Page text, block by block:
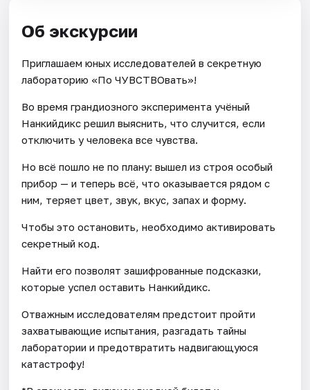
Об экскурсии
Приглашаем юных исследователей в секретную
лабораторию «По ЧУВСТВОвать»!
Во время грандиозного эксперимента учёный
Нанкийдикс решил выяснить, что случится, если
отключить у человека все чувства.
Но всё пошло не по плану: вышел из строя особый
прибор — и теперь всё, что оказывается рядом с
ним, теряет цвет, звук, вкус, запах и форму.
Чтобы это остановить, необходимо активировать
секретный код.
Найти его позволят зашифрованные подсказки,
которые успел оставить Нанкийдикс.
Отважным исследователям предстоит пройти
захватывающие испытания, разгадать тайны
лаборатории и предотвратить надвигающуюся
катастрофу!